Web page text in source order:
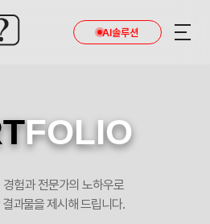
AI솔루션
FOLIO
경험과 전문가의 노하우로
과물을 제시해 드립니다.